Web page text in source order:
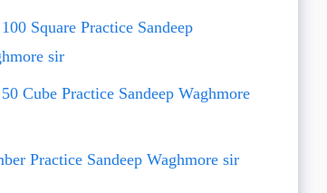
Square Practice Sandeep
sir
Cube Practice Sandeep Waghmore
Practice Sandeep Waghmore sir